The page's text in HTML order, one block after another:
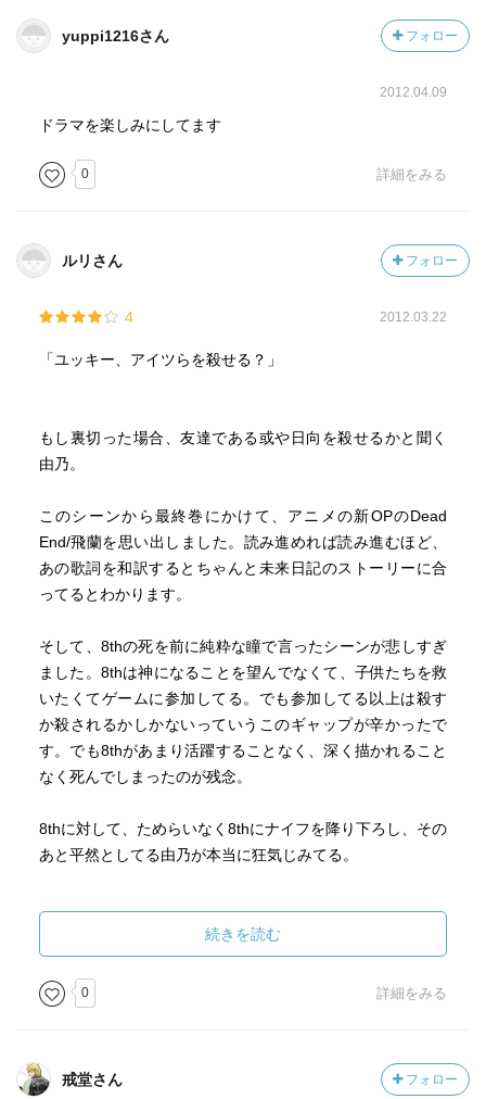
yuppi1216さん フォロー
2012.04.09
ドラマを楽しみにしてます
0 詳細をみる
ルリさん フォロー
4 2012.03.22
「ユッキー、アイツらを殺せる？」
もし裏切った場合、友達である或や日向を殺せるかと聞く
由乃。
このシーンから最終巻にかけて、アニメの新OPのDead
End/飛蘭を思い出しました。読み進めれば読み進むほど、
あの歌詞を和訳するとちゃんと未来日記のストーリーに合
ってるとわかります。
そして、8thの死を前に純粋な瞳で言ったシーンが悲しすぎ
ました。8thは神になることを望んでなくて、子供たちを救
いたくてゲームに参加してる。でも参加してる以上は殺す
か殺されるかしかないっていうこのギャップが辛かったで
す。でも8thがあまり活躍することなく、深く描かれること
なく死んでしまったのが残念。
8thに対して、ためらいなく8thにナイフを降り下ろし、その
あと平然としてる由乃が本当に狂気じみてる。
ね。首が飛んでもなお立ち続けて雪輝に重要なことを伝え
たシーンが衝撃的でした。
今回はいままで由乃が隠し続けていたことが一挙に露呈す
そして最後にはなんとあの人が！
続きを読む
0 詳細をみる
戒堂さん フォロー